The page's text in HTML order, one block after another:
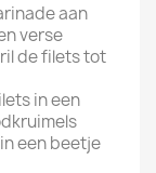
aan
verse
de filets tot
in een
een beetje